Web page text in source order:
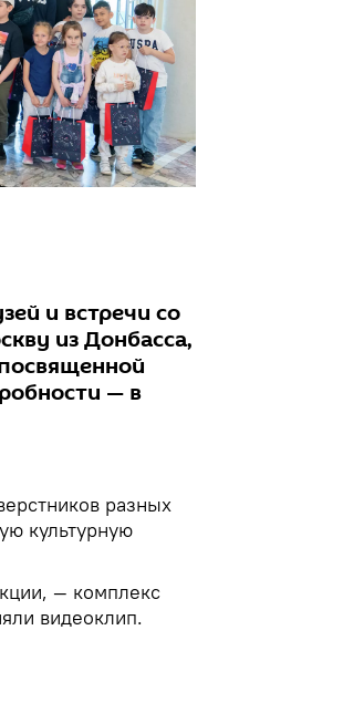
и встречи со
из Донбасса,
— в
разных
культурную
— комплекс
видеоклип.